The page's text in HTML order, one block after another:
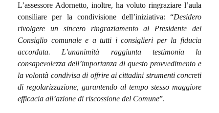
L’assessore Adornetto, inoltre, ha voluto ringraziare l’aula
consiliare per la condivisione dell’iniziativa: “Desidero
rivolgere un sincero ringraziamento al Presidente del
Consiglio comunale e a tutti i consiglieri per la fiducia
accordata. L’unanimità raggiunta testimonia la
consapevolezza dell’importanza di questo provvedimento e
la volontà condivisa di offrire ai cittadini strumenti concreti
di regolarizzazione, garantendo al tempo stesso maggiore
efficacia all’azione di riscossione del Comune”.